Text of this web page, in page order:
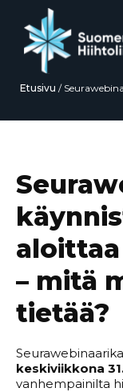
Etusivu /
– mitä
tietää?
keskiviikkona
vanhempainilta